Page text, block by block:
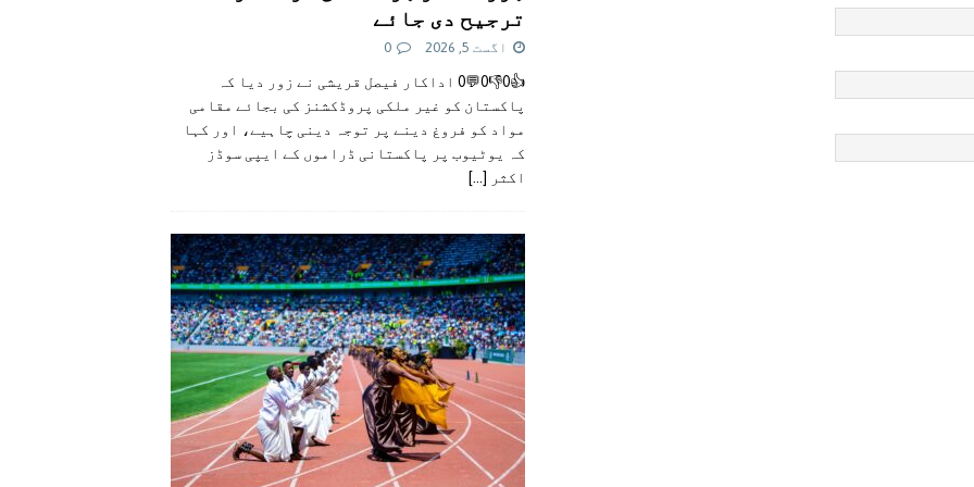
ترجیح دی جائے
اگست 5, 2026 0
👍0👎0💬0 اداکار فیصل قریشی نے زور دیا کہ
پاکستان کو غیر ملکی پروڈکشنز کی بجائے مقامی
مواد کو فروغ دینے پر توجہ دینی چاہیے، اور کہا
کہ یوٹیوب پر پاکستانی ڈراموں کے ایپی سوڈز
اکثر
[...]